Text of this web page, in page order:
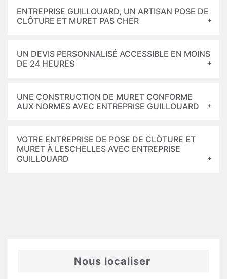
ENTREPRISE GUILLOUARD, UN ARTISAN POSE DE
CLÔTURE ET MURET PAS CHER
UN DEVIS PERSONNALISÉ ACCESSIBLE EN MOINS
DE 24 HEURES
UNE CONSTRUCTION DE MURET CONFORME
AUX NORMES AVEC ENTREPRISE GUILLOUARD
VOTRE ENTREPRISE DE POSE DE CLÔTURE ET
MURET À LESCHELLES AVEC ENTREPRISE
GUILLOUARD
Nous localiser